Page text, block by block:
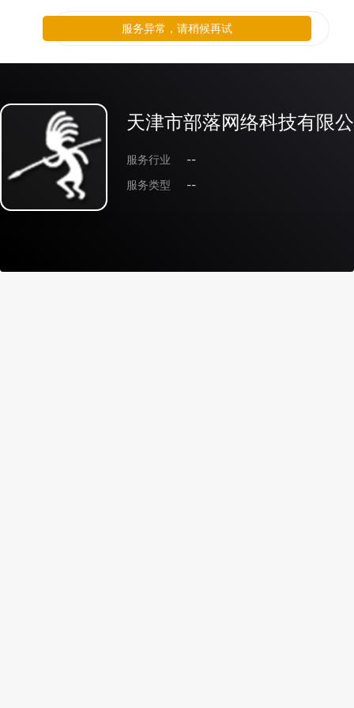
天津市部落网络科技有限
服务行业
--
服务类型
--
服务异常，请稍候再试